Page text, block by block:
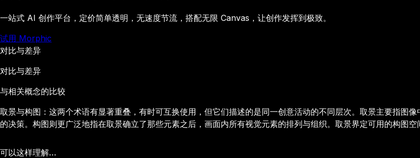
一站式 AI 创作平台，定价简单透明，无速度节流，搭配无限 Canvas，让创作发挥到极致。
试用 Morphic
对比与差异
对比与差异
与相关概念的比较
取景与构图：这两个术语有显著重叠，有时可互换使用，但它们描述的是同一创意活动的不同层次。取景主要指图
的决策。构图则更广泛地指在取景确立了那些元素之后，画面内所有视觉元素的排列与组织。取景界定可用的构图空
可以这样理解…